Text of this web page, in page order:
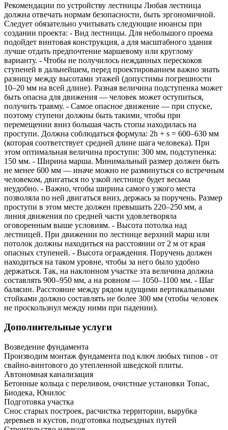
Рекомендации по устройству лестницы Любая лестница
должна отвечать нормам безопасности, быть эргономичной.
Следует обязательно учитывать следующие нюансы при
создании проекта: - Вид лестницы. Для небольшого проема
подойдет винтовая конструкция, а для масштабного здания
лучше отдать предпочтение маршевому или круглому
варианту. - Чтобы не получилось нежданных перескоков
ступеней в дальнейшем, перед проектированием важно знать
разницу между высотами этажей (допустимы погрешности
10–20 мм на всей длине). Разная величина подступенка может
быть опасна для движения — человек может оступиться,
получить травму. - Самое опасное движение — при спуске,
поэтому ступени должны быть такими, чтобы при
перемещении вниз большая часть стопы находилась на
проступи. Должна соблюдаться формула: 2h + s = 600–630 мм
(которая соответствует средней длине шага человека). При
этом оптимальная величина проступи: 300 мм, подступенка:
150 мм. - Ширина марша. Минимальный размер должен быть
не менее 600 мм — иначе можно не разминуться со встречным
человеком, двигаться по узкой лестнице будет весьма
неудобно. - Важно, чтобы ширина самого узкого места
позволяла по ней двигаться вниз, держась за поручень. Размер
проступи в этом месте должен превышать 220–250 мм, а
линия движения по средней части удовлетворяла
оговоренным выше условиям. - Высота потолка над
лестницей. При движении по лестнице верхний марш или
потолок должны находиться на расстоянии от 2 м от края
опасных ступеней. - Высота ограждения. Поручень должен
находиться на таком уровне, чтобы за него было удобно
держаться. Так, на наклонном участке эта величина должна
составлять 900–950 мм, а на ровном — 1050–1100 мм. - Шаг
балясин. Расстояние между рядом идущими вертикальными
стойками должно составлять не более 300 мм (чтобы человек
не проскользнул между ними при падении).
Дополнительные услуги
Возведение фундамента
Производим монтаж фундамента под ключ любых типов - от
свайно-винтового до утепленной шведской плиты.
Автономная канализация
Бетонные кольца с переливом, очистные установки Топас,
Биодека, Юнилос
Подготовка участка
Снос старых построек, расчистка территории, вырубка
деревьев и кустов, подготовка подъездных путей